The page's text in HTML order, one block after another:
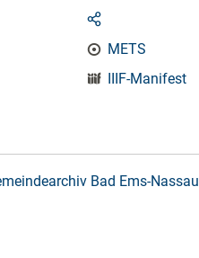
METS
IIIF-Manifest
Bad Ems-Nassau